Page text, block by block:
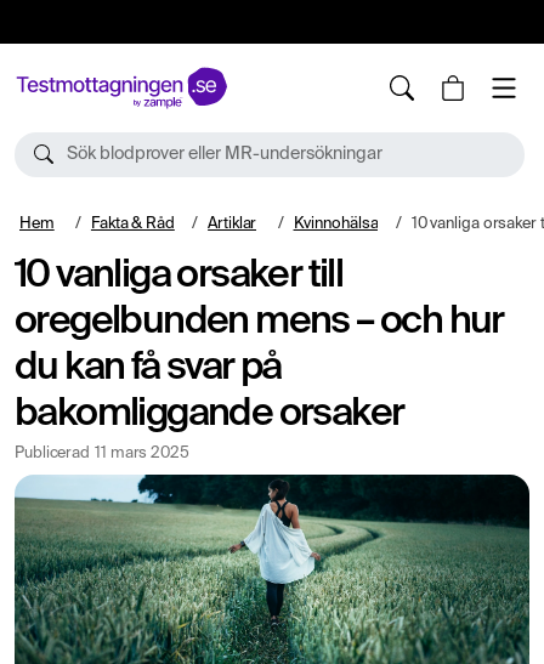
Sök blodprover eller MR-undersökningar
Hem Fakta & Råd Artiklar Kvinnohälsa 10 vanliga orsaker till oregelbunden mens – och
10 vanliga orsaker till
oregelbunden mens – och hur
du kan få svar på
bakomliggande orsaker
Publicerad 11 mars 2025